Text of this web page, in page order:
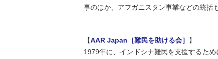
事のほか、アフガニスタン事業などの統括
【AAR Japan［難民を助ける会］
】
1979年に、インドシナ難民を支援するた